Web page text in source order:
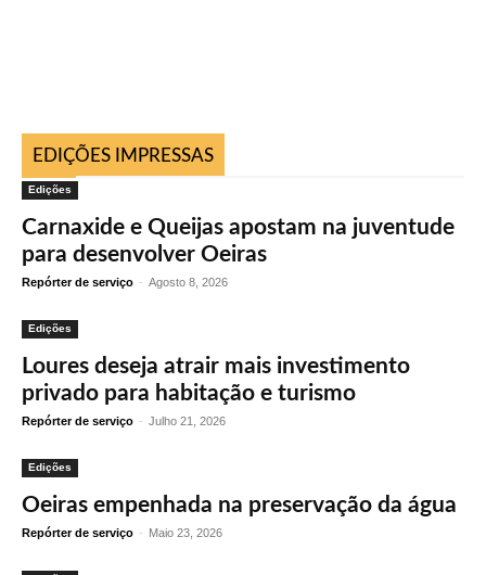
EDIÇÕES IMPRESSAS
Edições
Carnaxide e Queijas apostam na juventude
para desenvolver Oeiras
Repórter de serviço - Agosto 8, 2026
Edições
Loures deseja atrair mais investimento
privado para habitação e turismo
Repórter de serviço - Julho 21, 2026
Edições
Oeiras empenhada na preservação da água
Repórter de serviço - Maio 23, 2026